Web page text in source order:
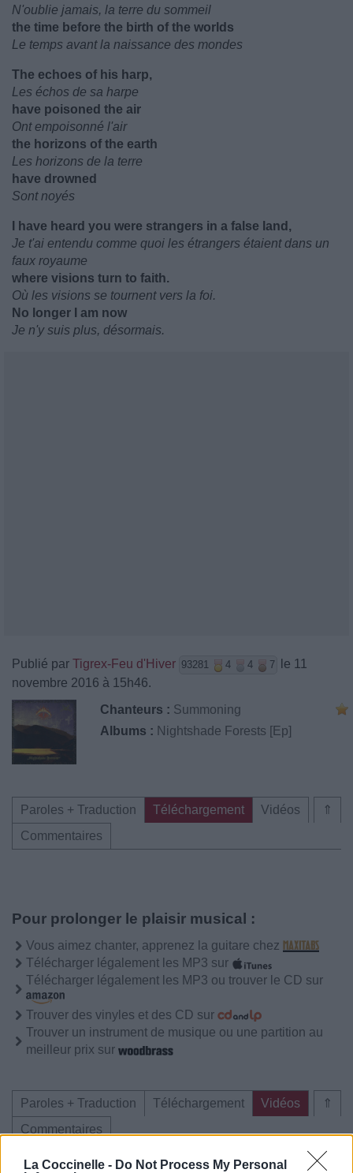
La Coccinelle - Do Not Process My Personal
N'oublie jamais, la terre du sommeil
the time before the birth of the worlds
Le temps avant la naissance des mondes
The echoes of his harp,
Les échos de sa harpe
have poisoned the air
Ont empoisonné l'air
the horizons of the earth
Les horizons de la terre
have drowned
Sont noyés
I have heard you were strangers in a false land,
Je t'ai entendu comme quoi les étrangers étaient dans un
faux royaume
where visions turn to faith.
Où les visions se tournent vers la foi.
No longer I am now
Je n'y suis plus, désormais.
Publié par Tigrex-Feu d'Hiver 93281 4 4 7
le 11
novembre 2016 à 15h46.
Chanteurs : Summoning
Albums : Nightshade Forests [Ep]
⇑
Paroles + Traduction Téléchargement
Vidéos
Commentaires
Pour prolonger le plaisir musical :
Vous aimez chanter, apprenez la guitare chez
Télécharger légalement les MP3 sur
Télécharger légalement les MP3 ou trouver le CD sur
Trouver des vinyles et des CD sur
Trouver un instrument de musique ou une partition au
meilleur prix sur
⇑
Paroles + Traduction Téléchargement
Vidéos
Commentaires